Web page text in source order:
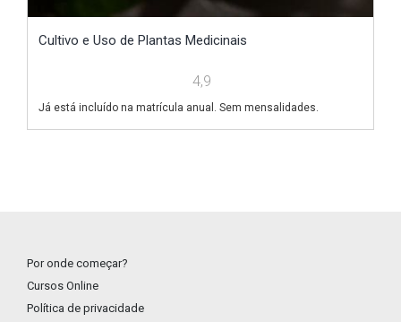
Cultivo e Uso de Plantas Medicinais
4,9
Já está incluído na matrícula anual. Sem mensalidades.
Por onde começar?
Cursos Online
Política de privacidade